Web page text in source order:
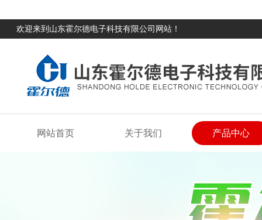
欢迎来到山东霍尔德电子科技有限公司网站！
网站首页 关于我们 产品中心